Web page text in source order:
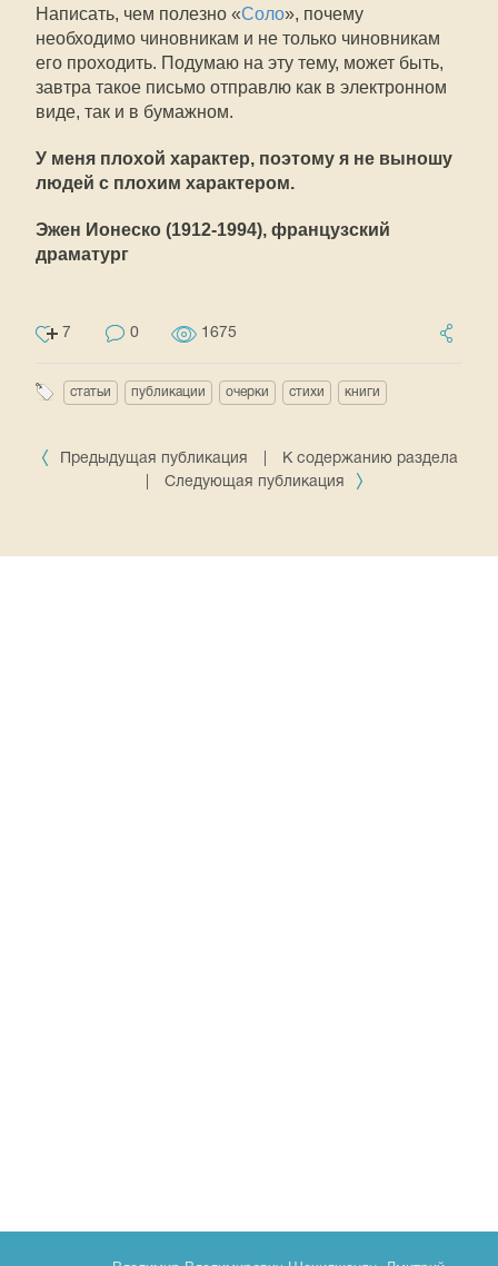
Написать, чем полезно «Соло», почему
необходимо чиновникам и не только чиновникам
его проходить. Подумаю на эту тему, может быть,
завтра такое письмо отправлю как в электронном
виде, так и в бумажном.
У меня плохой характер, поэтому я не выношу
людей с плохим характером.
Эжен Ионеско (1912-1994), французский
драматург
7 0 1675
статьи публикации очерки стихи книги
Предыдущая публикация
К содержанию раздела
Следующая публикация